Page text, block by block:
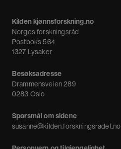
Nyheter
Nyhetsbrev
Kilden kjønnsforskning.no
Norges forskningsråd
Postboks 564
1327 Lysaker
Besøksadresse
Drammensveien 289
0283 Oslo
Spørsmål om sidene
susanne@kilden.forskningsradet.no